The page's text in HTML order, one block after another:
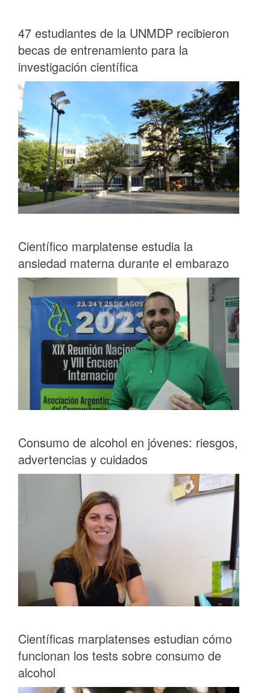
47 estudiantes de la UNMDP recibieron
becas de entrenamiento para la
investigación científica
Científico marplatense estudia la
ansiedad materna durante el embarazo
Consumo de alcohol en jóvenes: riesgos,
advertencias y cuidados
Científicas marplatenses estudian cómo
funcionan los tests sobre consumo de
alcohol